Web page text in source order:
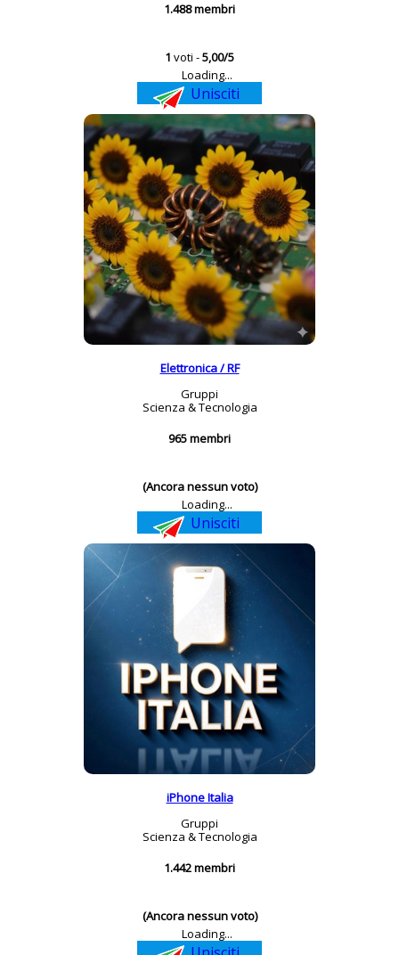
1.488 membri
1 voti -5,00/5
Loading...
Unisciti
Elettronica / RF
Gruppi
Scienza & Tecnologia
965 membri
(Ancora nessun voto)
Loading...
Unisciti
iPhone Italia
Gruppi
Scienza & Tecnologia
1.442 membri
(Ancora nessun voto)
Loading...